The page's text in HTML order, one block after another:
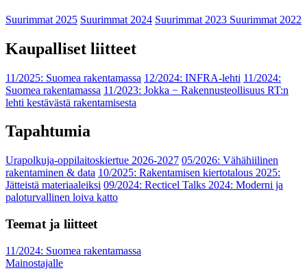
Suurimmat 2025 Suurimmat 2024 Suurimmat 2023 Suurimmat 2022
Kaupalliset liitteet
11/2025: Suomea rakentamassa 12/2024: INFRA-lehti 11/2024:
Suomea rakentamassa 11/2023: Jokka − Rakennusteollisuus RT:n
lehti kestävästä rakentamisesta
Tapahtumia
Urapolkuja-oppilaitoskiertue 2026-2027 05/2026: Vähähiilinen
rakentaminen & data 10/2025: Rakentamisen kiertotalous 2025:
Jätteistä materiaaleiksi 09/2024: Recticel Talks 2024: Moderni ja
paloturvallinen loiva katto
Teemat ja liitteet
11/2024: Suomea rakentamassa
Mainostajalle